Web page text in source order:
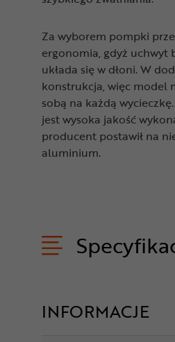
Za wyborem pompki
ergonomia, gdyż uchwyt
układa się w dłoni. W
konstrukcja, więc model
sobą na każdą
jest wysoka jakość
producent postawił na
aluminium.
INFORMACJE